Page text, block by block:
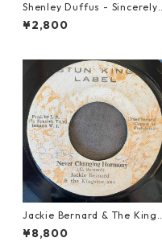
Shenley Duffus - Sincerely
【7-22021】
¥2,800
Jackie Bernard & The Kings
tonians - Never Changing H
armony【7-21948】
¥8,800